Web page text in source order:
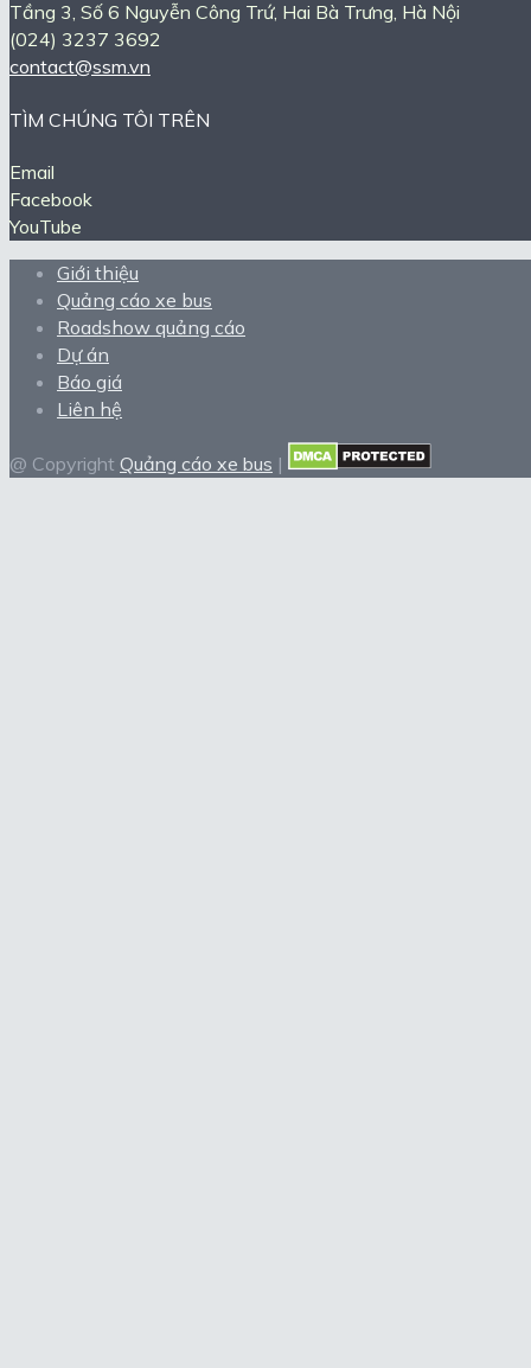
Tầng 3, Số 6 Nguyễn Công Trứ, Hai Bà Trưng, Hà Nội
(024) 3237 3692
contact@ssm.vn
TÌM CHÚNG TÔI TRÊN
Email
Facebook
YouTube
Giới thiệu
Quảng cáo xe bus
Roadshow quảng cáo
Dự án
Báo giá
Liên hệ
@ Copyright Quảng cáo xe bus |